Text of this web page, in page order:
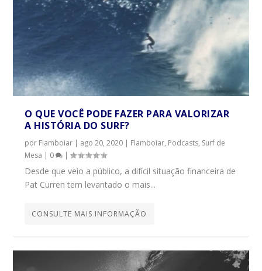
O QUE VOCÊ PODE FAZER PARA VALORIZAR
A HISTÓRIA DO SURF?
por Flamboiar | ago 20, 2020 | Flamboiar, Podcasts, Surf de
Mesa | 0 |
Desde que veio a público, a difícil situação financeira de
Pat Curren tem levantado o mais...
CONSULTE MAIS INFORMAÇÃO